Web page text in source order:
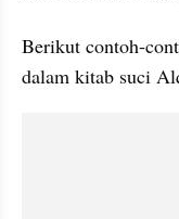
Berikut contoh-
dalam kitab suci